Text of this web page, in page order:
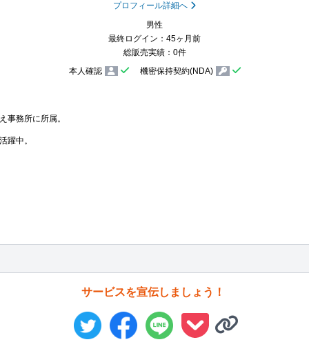
プロフィール詳細へ
男性
最終ログイン：45ヶ月前
総販売実績：0件
本人確認
機密保持契約(NDA)
事務所に所属。
躍中。
サービスを宣伝しましょう！